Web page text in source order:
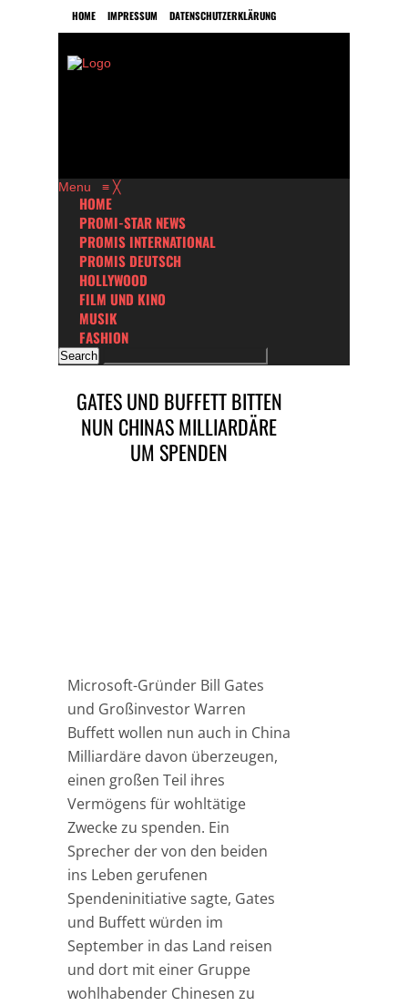
HOME IMPRESSUM DATENSCHUTZERKLÄRUNG
Menu ≡ ╳
HOME
PROMI-STAR NEWS
PROMIS INTERNATIONAL
PROMIS DEUTSCH
HOLLYWOOD
FILM UND KINO
MUSIK
FASHION
GATES UND BUFFETT BITTEN
NUN CHINAS MILLIARDÄRE
UM SPENDEN
Microsoft-Gründer Bill Gates
und Großinvestor Warren
Buffett wollen nun auch in China
Milliardäre davon überzeugen,
einen großen Teil ihres
Vermögens für wohltätige
Zwecke zu spenden. Ein
Sprecher der von den beiden
ins Leben gerufenen
Spendeninitiative sagte, Gates
und Buffett würden im
September in das Land reisen
und dort mit einer Gruppe
wohlhabender Chinesen zu